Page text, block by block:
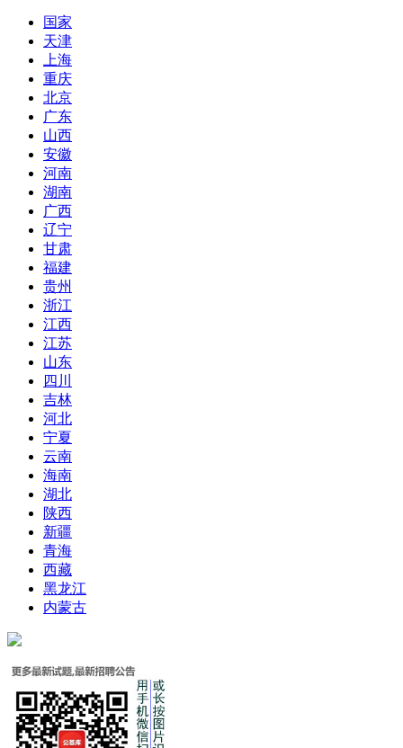
国家
天津
上海
重庆
北京
广东
山西
安徽
河南
湖南
广西
辽宁
甘肃
福建
贵州
浙江
江西
江苏
山东
四川
吉林
河北
宁夏
云南
海南
湖北
陕西
新疆
青海
西藏
黑龙江
内蒙古